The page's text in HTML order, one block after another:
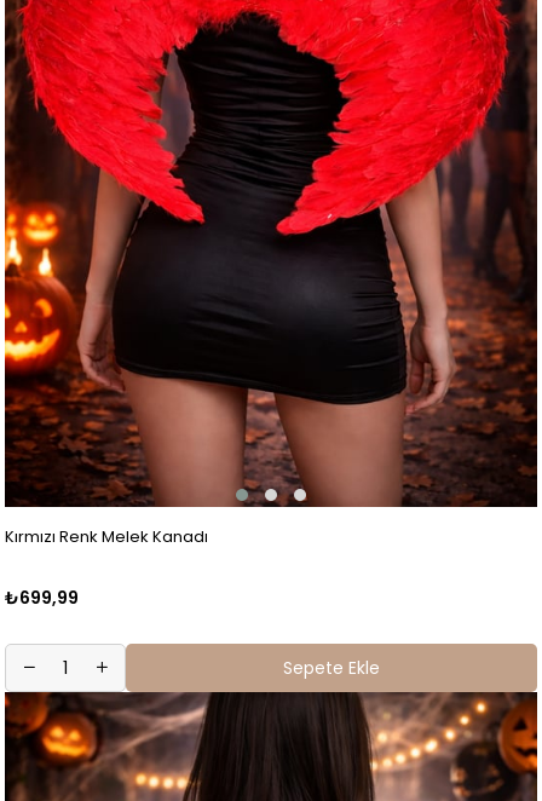
Kırmızı Renk Melek Kanadı
₺699,99
Sepete Ekle